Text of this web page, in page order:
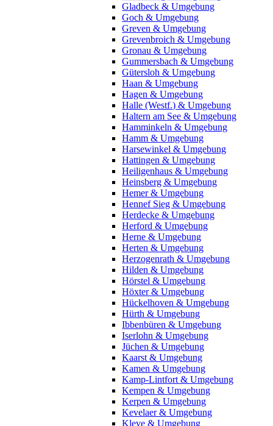
Gladbeck & Umgebung
Goch & Umgebung
Greven & Umgebung
Grevenbroich & Umgebung
Gronau & Umgebung
Gummersbach & Umgebung
Gütersloh & Umgebung
Haan & Umgebung
Hagen & Umgebung
Halle (Westf.) & Umgebung
Haltern am See & Umgebung
Hamminkeln & Umgebung
Hamm & Umgebung
Harsewinkel & Umgebung
Hattingen & Umgebung
Heiligenhaus & Umgebung
Heinsberg & Umgebung
Hemer & Umgebung
Hennef Sieg & Umgebung
Herdecke & Umgebung
Herford & Umgebung
Herne & Umgebung
Herten & Umgebung
Herzogenrath & Umgebung
Hilden & Umgebung
Hörstel & Umgebung
Höxter & Umgebung
Hückelhoven & Umgebung
Hürth & Umgebung
Ibbenbüren & Umgebung
Iserlohn & Umgebung
Jüchen & Umgebung
Kaarst & Umgebung
Kamen & Umgebung
Kamp-Lintfort & Umgebung
Kempen & Umgebung
Kerpen & Umgebung
Kevelaer & Umgebung
Kleve & Umgebung